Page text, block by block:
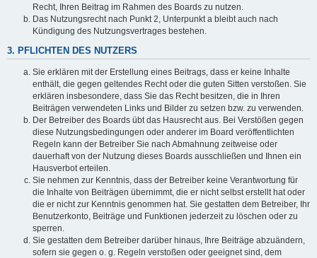
Recht, Ihren Beitrag im Rahmen des Boards zu nutzen.
Das Nutzungsrecht nach Punkt 2, Unterpunkt a bleibt auch nach
Kündigung des Nutzungsvertrages bestehen.
3. PFLICHTEN DES NUTZERS
Sie erklären mit der Erstellung eines Beitrags, dass er keine Inhalte
enthält, die gegen geltendes Recht oder die guten Sitten verstoßen. Sie
erklären insbesondere, dass Sie das Recht besitzen, die in Ihren
Beiträgen verwendeten Links und Bilder zu setzen bzw. zu verwenden.
Der Betreiber des Boards übt das Hausrecht aus. Bei Verstößen gegen
diese Nutzungsbedingungen oder anderer im Board veröffentlichten
Regeln kann der Betreiber Sie nach Abmahnung zeitweise oder
dauerhaft von der Nutzung dieses Boards ausschließen und Ihnen ein
Hausverbot erteilen.
Sie nehmen zur Kenntnis, dass der Betreiber keine Verantwortung für
die Inhalte von Beiträgen übernimmt, die er nicht selbst erstellt hat oder
die er nicht zur Kenntnis genommen hat. Sie gestatten dem Betreiber, Ihr
Benutzerkonto, Beiträge und Funktionen jederzeit zu löschen oder zu
sperren.
Sie gestatten dem Betreiber darüber hinaus, Ihre Beiträge abzuändern,
sofern sie gegen o. g. Regeln verstoßen oder geeignet sind, dem